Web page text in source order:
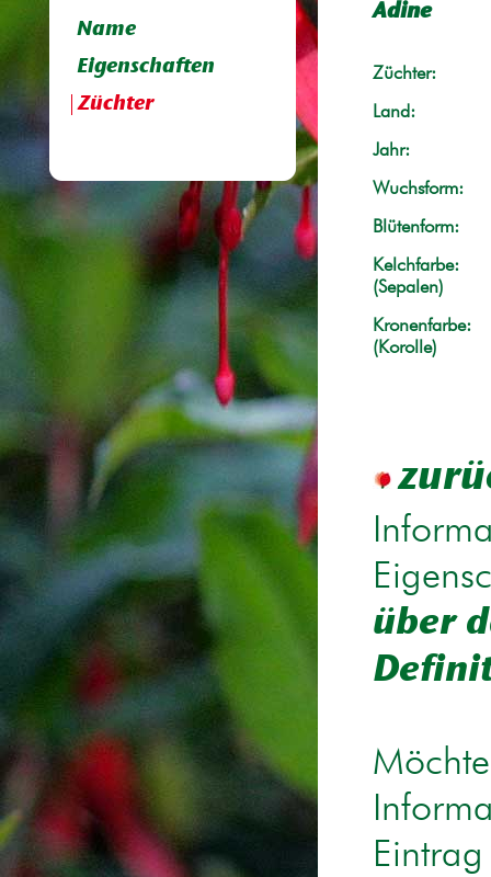
Name
Eigenschaften
Züchter
Adine
Züchter:
Land:
Jahr:
Wuchsform:
Blütenform:
Kelchfarbe:
(Sepalen)
Kronenfarbe:
(Korolle)
über